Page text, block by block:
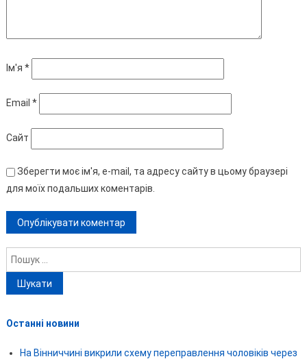
Ім'я *
Email *
Сайт
Зберегти моє ім'я, e-mail, та адресу сайту в цьому браузері
для моїх подальших коментарів.
Пошук:
Останні новини
На Вінниччині викрили схему переправлення чоловіків через